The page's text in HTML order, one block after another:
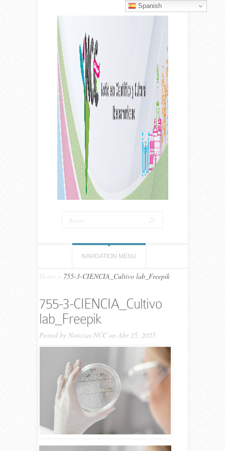
NAVIGATION MENU
Home 755-3-CIENCIA_Cultivo lab_Freepik
755-3-CIENCIA_Cultivo
lab_Freepik
Posted by Noticias NCCon Abr 25, 2025
Spanish